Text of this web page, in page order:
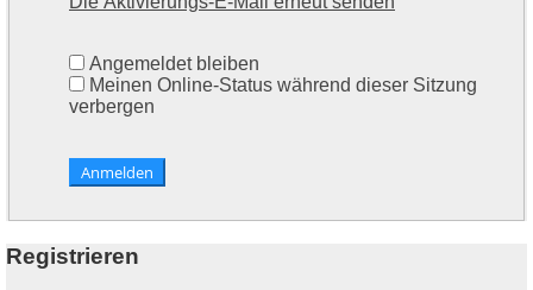
Angemeldet bleiben
Meinen Online-Status während dieser Sitzung
verbergen
Registrieren